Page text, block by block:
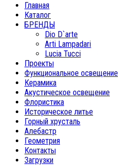
Главная
Каталог
БРЕНДЫ
Dio D`arte
Arti Lampadari
Lucia Tucci
Проекты
Функциональное освещение
Керамика
Акустическое освещение
Флористика
Историческое литье
Горный хрусталь
Алебастр
Геометрия
Контакты
Загрузки